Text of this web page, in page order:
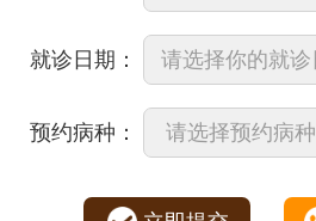
就诊日期：
预约病种：